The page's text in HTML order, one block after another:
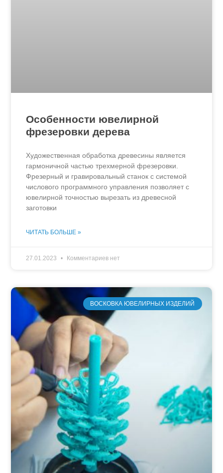
Особенности ювелирной
фрезеровки дерева
Художественная обработка древесины является
гармоничной частью трехмерной фрезеровки.
Фрезерный и гравировальный станок с системой
числового программного управления позволяет с
ювелирной точностью вырезать из древесной
заготовки
ЧИТАТЬ БОЛЬШЕ »
27.01.2023 Комментариев нет
ВОСКОВКА ЮВЕЛИРНЫХ ИЗДЕЛИЙ